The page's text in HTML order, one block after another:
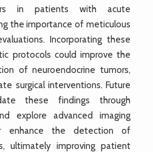
in patients with acute
the importance of meticulous
Incorporating these
protocols could improve the
of neuroendocrine tumors,
surgical interventions. Future
these findings through
explore advanced imaging
enhance the detection of
ultimately improving patient